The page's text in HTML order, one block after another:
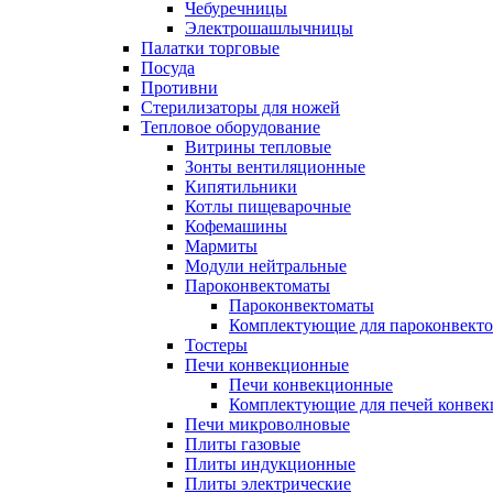
Чебуречницы
Электрошашлычницы
Палатки торговые
Посуда
Противни
Стерилизаторы для ножей
Тепловое оборудование
Витрины тепловые
Зонты вентиляционные
Кипятильники
Котлы пищеварочные
Кофемашины
Мармиты
Модули нейтральные
Пароконвектоматы
Пароконвектоматы
Комплектующие для
Тостеры
Печи конвекционные
Печи конвекционные
Комплектующие для печей
Печи микроволновые
Плиты газовые
Плиты индукционные
Плиты электрические